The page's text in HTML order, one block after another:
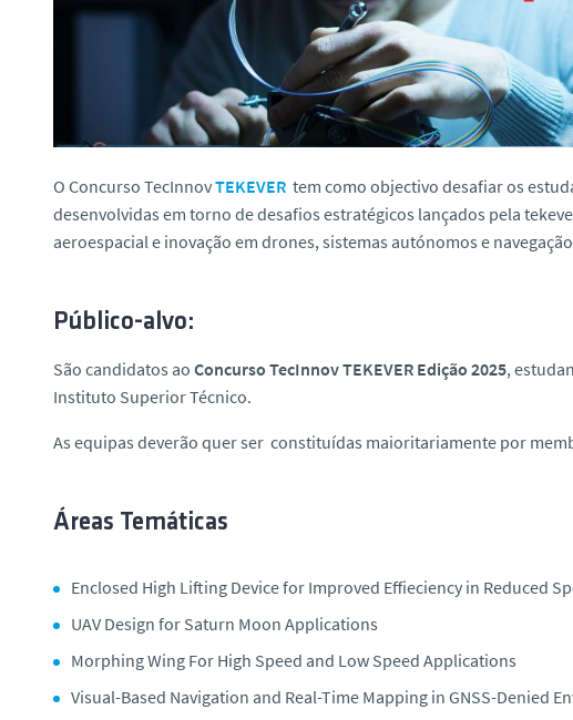
O Concurso TecInnovTEKEVER tem como objectivo desafiar os
desenvolvidas em torno de desafios estratégicos lançados pela
aeroespacial e inovação em drones, sistemas autónomos e
Público-alvo:
São candidatos ao Concurso TecInnov TEKEVER Edição 2025,
Instituto Superior Técnico.
As equipas deverão quer ser constituídas maioritariamente por
Áreas Temáticas
Enclosed High Lifting Device for Improved Effieciency in Reduced
UAV Design for Saturn Moon Applications
Morphing Wing For High Speed and Low Speed Applications
Visual-Based Navigation and Real-Time Mapping in GNSS-Denied